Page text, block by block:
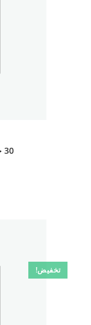
30 حلقة قصص النساء في القرآن
تخفيض!